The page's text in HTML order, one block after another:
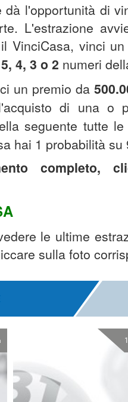
l'opportunità di
L'estrazione
VinciCasa, vinci
5, 4, 3 o 2 numeri
un premio da
di una o
seguente tutte
hai 1 probabilità
completo,
le ultime
sulla foto